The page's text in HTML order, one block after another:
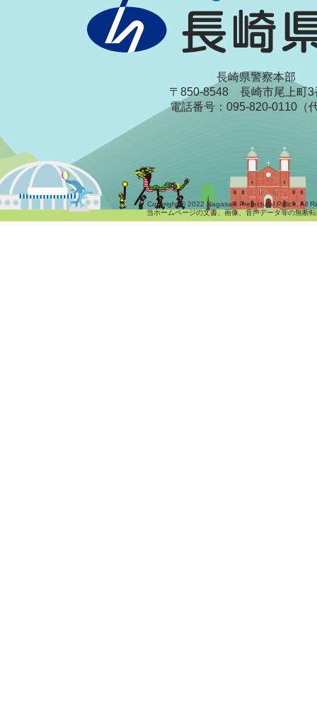
長崎県警察本部
〒850-8548 長崎市尾上町3
電話番号：095-820-0110（
Copyright © 2022 Nagasaki Prefectural Police, All
当ホームページの文書、画像、音声データ等の無断